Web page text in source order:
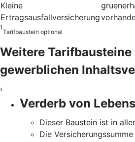
Kleine
Ertragsausfallversicherung
1
Tarifbaustein optional
Weitere Tarifbausteine
gewerblichen
‹
Verderb von
Dieser Baustein ist in
Die